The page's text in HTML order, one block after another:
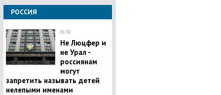
РОССИЯ
06:50
Не Люцфер и
не Урал -
россиянам
могут
запретить называть детей
нелепыми именами